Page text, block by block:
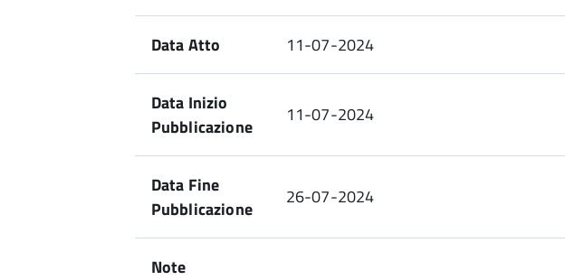
Data Atto 11-07-2024
Data Inizio
Pubblicazione
11-07-2024
Data Fine
Pubblicazione
26-07-2024
Note